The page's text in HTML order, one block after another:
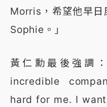
Morris，希望他早日
Sophie。」
黃仁勳最後強調
incredible
hard for me. I